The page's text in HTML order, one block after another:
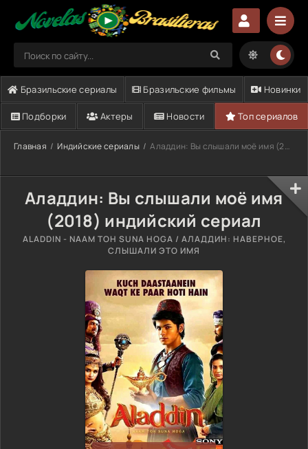
Бразильские сериалы Бразильские фильмы Новинки
Подборки Актеры Новости Топ сериалов
Главная Индийские сериалы Аладдин: Вы слышали моё имя (2018)
Аладдин: Вы слышали моё имя
(2018) индийский сериал
ALADDIN - NAAM TOH SUNA HOGA / АЛАДДИН: НАВЕРНОЕ,
СЛЫШАЛИ ЭТО ИМЯ